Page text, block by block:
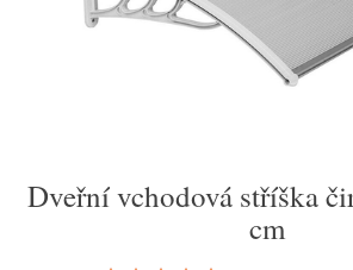
Dveřní vchodová stříška
cm